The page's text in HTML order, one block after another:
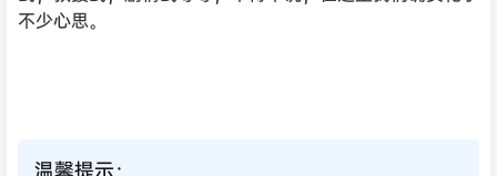
不少心思。
温馨提示：